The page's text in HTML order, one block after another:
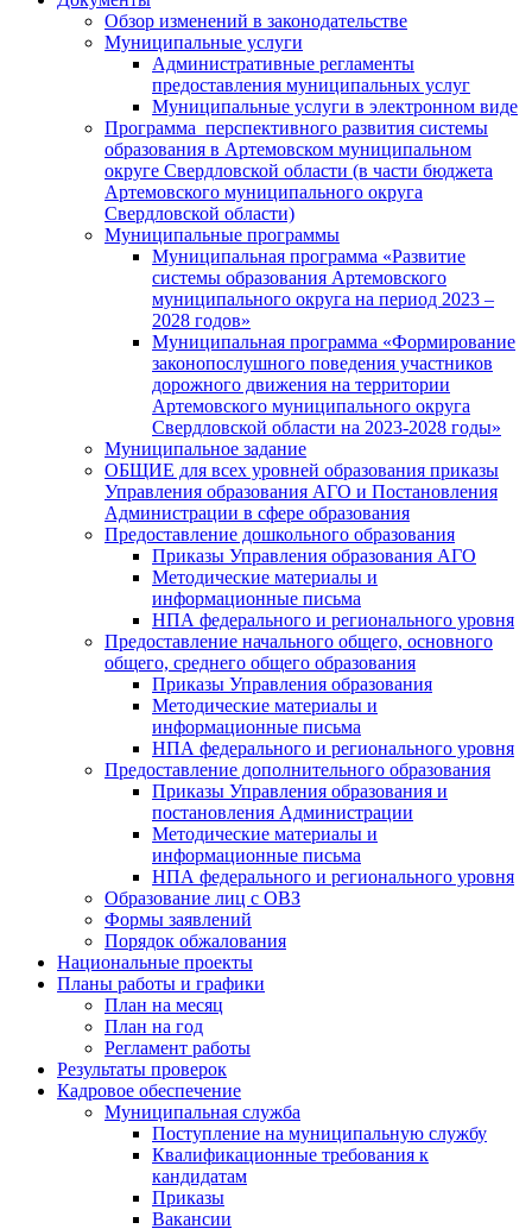
Обзор изменений в законодательстве
Муниципальные услуги
Административные регламенты
предоставления муниципальных услуг
Муниципальные услуги в электронном виде
Программа перспективного развития системы
образования в Артемовском муниципальном
округе Свердловской области (в части бюджета
Артемовского муниципального округа
Свердловской области)
Муниципальные программы
Муниципальная программа «Развитие
системы образования Артемовского
муниципального округа на период 2023 –
2028 годов»
Муниципальная программа «Формирование
законопослушного поведения участников
дорожного движения на территории
Артемовского муниципального округа
Свердловской области на 2023-2028 годы»
Муниципальное задание
ОБЩИЕ для всех уровней образования приказы
Управления образования АГО и Постановления
Администрации в сфере образования
Предоставление дошкольного образования
Приказы Управления образования АГО
Методические материалы и
информационные письма
НПА федерального и регионального уровня
Предоставление начального общего, основного
общего, среднего общего образования
Приказы Управления образования
Методические материалы и
информационные письма
НПА федерального и регионального уровня
Предоставление дополнительного образования
Приказы Управления образования и
постановления Администрации
Методические материалы и
информационные письма
НПА федерального и регионального уровня
Образование лиц с ОВЗ
Формы заявлений
Порядок обжалования
Национальные проекты
Планы работы и графики
План на месяц
План на год
Регламент работы
Результаты проверок
Кадровое обеспечение
Муниципальная служба
Поступление на муниципальную службу
Квалификационные требования к
кандидатам
Приказы
Вакансии